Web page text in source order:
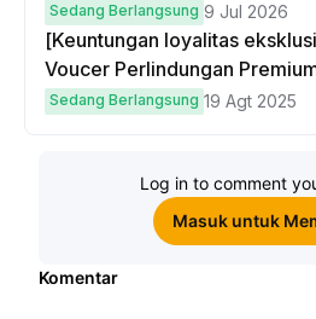
Sedang Berlangsung 9 Jul 2026
[Keuntungan loyalitas
Voucer Perlindungan
hingga $50
Sedang Berlangsung 19 Agt 2025
Log in to comment
Masuk untuk
Komentar